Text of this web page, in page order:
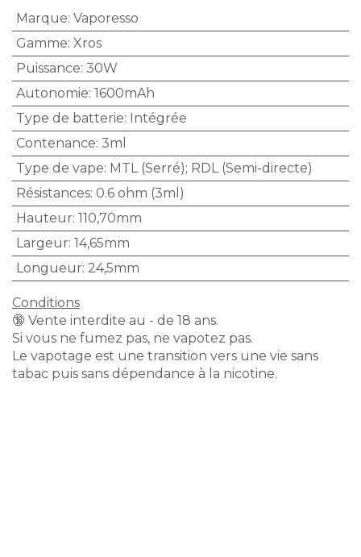
Marque: Vaporesso
Gamme: Xros
Puissance: 30W
Autonomie: 1600mAh
Type de batterie: Intégrée
Contenance: 3ml
Type de vape: MTL (Serré); RDL (Semi-directe)
Résistances: 0.6 ohm (3ml)
Hauteur: 110,70mm
Largeur: 14,65mm
Longueur: 24,5mm
Conditions
🔞 Vente interdite au - de 18 ans.
Si vous ne fumez pas, ne vapotez pas.
Le vapotage est une transition vers une vie sans
tabac puis sans dépendance à la nicotine.